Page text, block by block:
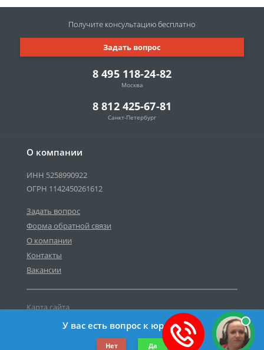
О компании
ИНН 5258990922
ОГРН 1142450261612
Задать вопрос
Форма обратной связи
О компании
Контакты
Вакансии
©2019-2026 Все права защищены.
Карта сайта
Политика персональных данных
8 495 118-24-82
Москва
8 812 425-67-81
Санкт-Петербург
Задать вопрос
Получите консультациюбесплатно
У вас есть вопрос к юристу?
Нет Да